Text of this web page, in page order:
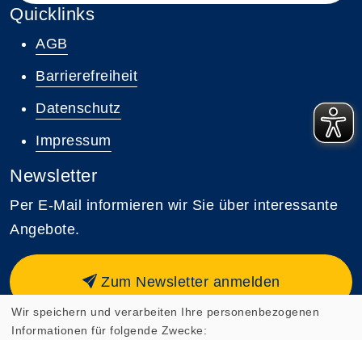
Quicklinks
AGB
Barrierefreiheit
Datenschutz
Impressum
Newsletter
Per E-Mail informieren wir Sie über interessante
Angebote.
Zum Newsletter anmelden
Wir speichern und verarbeiten Ihre personenbezogenen
Informationen für folgende Zwecke: